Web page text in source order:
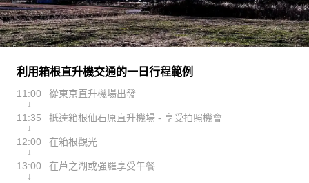
利用箱根直升機交通的一日行程範例
11:00
↓
從東京直升機場出發
11:35
↓
抵達箱根仙石原直升機場 - 享受拍照機會
12:00
↓
在箱根觀光
13:00
↓
在芦之湖或強羅享受午餐